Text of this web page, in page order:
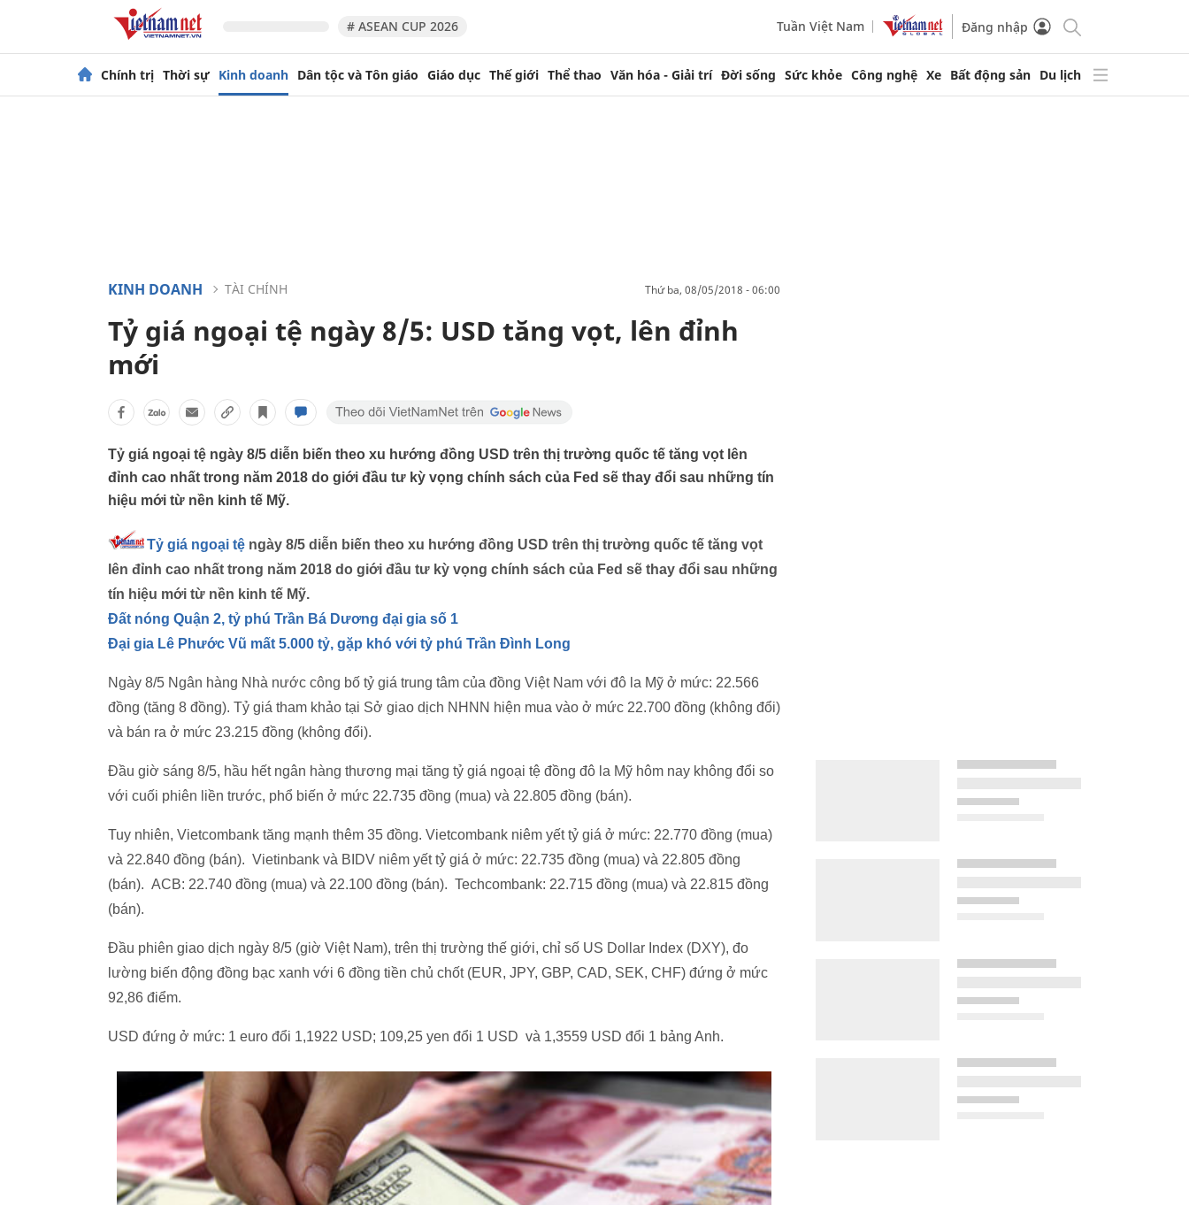
# ASEAN CUP 2026 Tuần Việt Nam Đăng nhập
Chính trị Thời sự Kinh doanh Dân tộc và Tôn giáo Giáo dục Thế giới Thể thao Văn hóa - Giải trí Đời sống Sức khỏe Công nghệ Xe Bất động sản Du lịch
KINH DOANH TÀI CHÍNH thứ ba, 08/05/2018 - 06:00
Tỷ giá ngoại tệ ngày 8/5: USD tăng vọt, lên đỉnh
mới
Tỷ giá ngoại tệ ngày 8/5 diễn biến theo xu hướng đồng USD trên thị trường quốc tế tăng vọt lên
đỉnh cao nhất trong năm 2018 do giới đầu tư kỳ vọng chính sách của Fed sẽ thay đổi sau những tín
hiệu mới từ nền kinh tế Mỹ.
Tỷ giá ngoại tệ ngày 8/5 diễn biến theo xu hướng đồng USD trên thị trường quốc tế tăng vọt
lên đỉnh cao nhất trong năm 2018 do giới đầu tư kỳ vọng chính sách của Fed sẽ thay đổi sau những
tín hiệu mới từ nền kinh tế Mỹ.
Đất nóng Quận 2, tỷ phú Trần Bá Dương đại gia số 1
Đại gia Lê Phước Vũ mất 5.000 tỷ, gặp khó với tỷ phú Trần Đình Long
Ngày 8/5 Ngân hàng Nhà nước công bố tỷ giá trung tâm của đồng Việt Nam với đô la Mỹ ở mức: 22.566
đồng (tăng 8 đồng). Tỷ giá tham khảo tại Sở giao dịch NHNN hiện mua vào ở mức 22.700 đồng (không đổi)
và bán ra ở mức 23.215 đồng (không đổi).
Đầu giờ sáng 8/5, hầu hết ngân hàng thương mại tăng tỷ giá ngoại tệ đồng đô la Mỹ hôm nay không đổi so
với cuối phiên liền trước, phổ biến ở mức 22.735 đồng (mua) và 22.805 đồng (bán).
Tuy nhiên, Vietcombank tăng mạnh thêm 35 đồng. Vietcombank niêm yết tỷ giá ở mức: 22.770 đồng (mua)
và 22.840 đồng (bán). Vietinbank và BIDV niêm yết tỷ giá ở mức: 22.735 đồng (mua) và 22.805 đồng
(bán). ACB: 22.740 đồng (mua) và 22.100 đồng (bán). Techcombank: 22.715 đồng (mua) và 22.815 đồng
(bán).
Đầu phiên giao dịch ngày 8/5 (giờ Việt Nam), trên thị trường thế giới, chỉ số US Dollar Index (DXY), đo
lường biến động đồng bạc xanh với 6 đồng tiền chủ chốt (EUR, JPY, GBP, CAD, SEK, CHF) đứng ở mức
92,86 điểm.
USD đứng ở mức: 1 euro đổi 1,1922 USD; 109,25 yen đổi 1 USD và 1,3559 USD đổi 1 bảng Anh.